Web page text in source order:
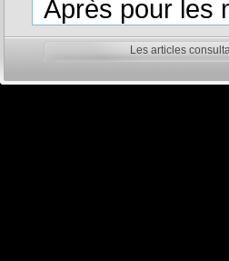
Après pour les
Les articles